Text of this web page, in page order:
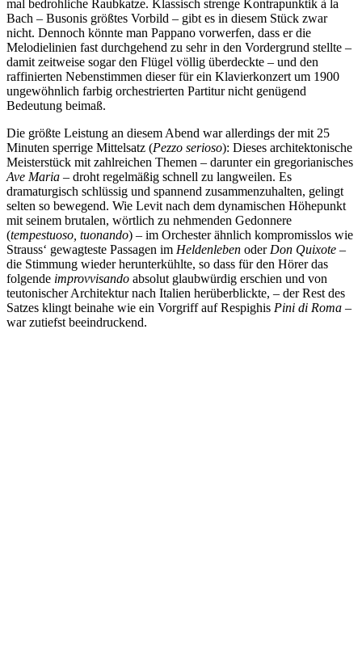
mal bedrohliche Raubkatze. Klassisch strenge Kontrapunktik à la
Bach – Busonis größtes Vorbild – gibt es in diesem Stück zwar
nicht. Dennoch könnte man Pappano vorwerfen, dass er die
Melodielinien fast durchgehend zu sehr in den Vordergrund stellte –
damit zeitweise sogar den Flügel völlig überdeckte – und den
raffinierten Nebenstimmen dieser für ein Klavierkonzert um 1900
ungewöhnlich farbig orchestrierten Partitur nicht genügend
Bedeutung beimaß.
Die größte Leistung an diesem Abend war allerdings der mit 25
Minuten sperrige Mittelsatz (Pezzo serioso): Dieses architektonische
Meisterstück mit zahlreichen Themen – darunter ein gregorianisches
Ave Maria – droht regelmäßig schnell zu langweilen. Es
dramaturgisch schlüssig und spannend zusammenzuhalten, gelingt
selten so bewegend. Wie Levit nach dem dynamischen Höhepunkt
mit seinem brutalen, wörtlich zu nehmenden Gedonnere
(tempestuoso, tuonando) – im Orchester ähnlich kompromisslos wie
Strauss‘ gewagteste Passagen im Heldenleben oder Don Quixote –
die Stimmung wieder herunterkühlte, so dass für den Hörer das
folgende improvvisando absolut glaubwürdig erschien und von
teutonischer Architektur nach Italien herüberblickte, – der Rest des
Satzes klingt beinahe wie ein Vorgriff auf Respighis Pini di Roma –
war zutiefst beeindruckend.